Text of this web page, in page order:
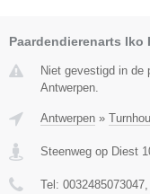
Paardendierenarts Iko
Niet gevestigd in de
Antwerpen.
Antwerpen »
Steenweg op Diest
Tel: 0032485073047